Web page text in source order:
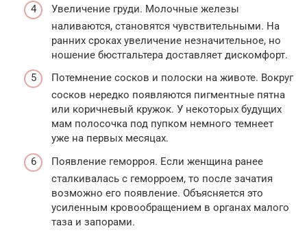
Увеличение груди. Молочные железы
наливаются, становятся чувствительными. На
ранних сроках увеличение незначительное, но
ношение бюстгальтера доставляет дискомфорт.
Потемнение сосков и полоски на животе. Вокруг
сосков нередко появляются пигментные пятна
или коричневый кружок. У некоторых будущих
мам полосочка под пупком немного темнеет
уже на первых месяцах.
Появление геморроя. Если женщина ранее
сталкивалась с геморроем, то после зачатия
возможно его появление. Объясняется это
усиленным кровообращением в органах малого
таза и запорами.